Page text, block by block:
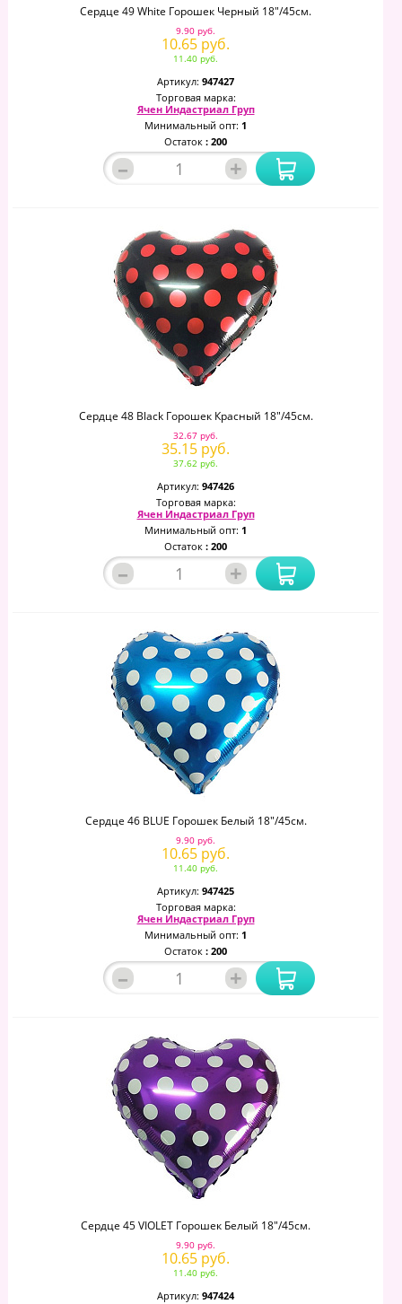
Сердце 49 White Горошек Черный 18"/45см.
9.90 руб.
10.65 руб.
11.40 руб.
Артикул: 947427
Торговая марка:
Ячен Индастриал Груп
Минимальный опт: 1
Остаток : 200
– +
Сердце 48 Black Горошек Красный 18"/45см.
32.67 руб.
35.15 руб.
37.62 руб.
Артикул: 947426
Торговая марка:
Ячен Индастриал Груп
Минимальный опт: 1
Остаток : 200
– +
Сердце 46 BLUE Горошек Белый 18"/45см.
9.90 руб.
10.65 руб.
11.40 руб.
Артикул: 947425
Торговая марка:
Ячен Индастриал Груп
Минимальный опт: 1
Остаток : 200
– +
Сердце 45 VIOLET Горошек Белый 18"/45см.
9.90 руб.
10.65 руб.
11.40 руб.
Артикул: 947424